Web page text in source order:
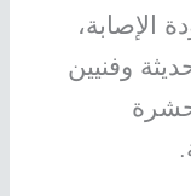
الإصابة،
وفنيين